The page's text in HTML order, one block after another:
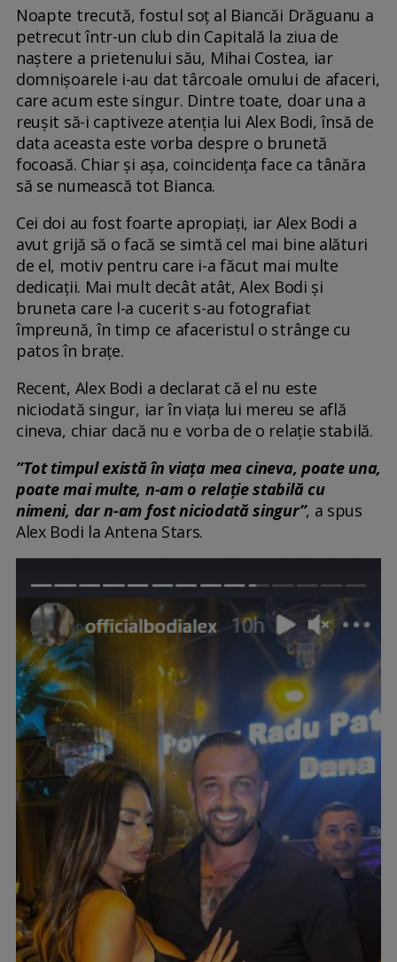
Noapte trecută, fostul soț al Biancăi Drăguanu a
petrecut într-un club din Capitală la ziua de
naștere a prietenului său, Mihai Costea, iar
domnișoarele i-au dat târcoale omului de afaceri,
care acum este singur. Dintre toate, doar una a
reușit să-i captiveze atenția lui Alex Bodi, însă de
data aceasta este vorba despre o brunetă
focoasă. Chiar și așa, coincidența face ca tânăra
să se numească tot Bianca.
Cei doi au fost foarte apropiați, iar Alex Bodi a
avut grijă să o facă se simtă cel mai bine alături
de el, motiv pentru care i-a făcut mai multe
dedicații. Mai mult decât atât, Alex Bodi și
bruneta care l-a cucerit s-au fotografiat
împreună, în timp ce afaceristul o strânge cu
patos în brațe.
Recent, Alex Bodi a declarat că el nu este
niciodată singur, iar în viața lui mereu se află
cineva, chiar dacă nu e vorba de o relație stabilă.
”Tot timpul există în viața mea cineva, poate una,
poate mai multe, n-am o relație stabilă cu
nimeni, dar n-am fost niciodată singur”, a spus
Alex Bodi la Antena Stars.